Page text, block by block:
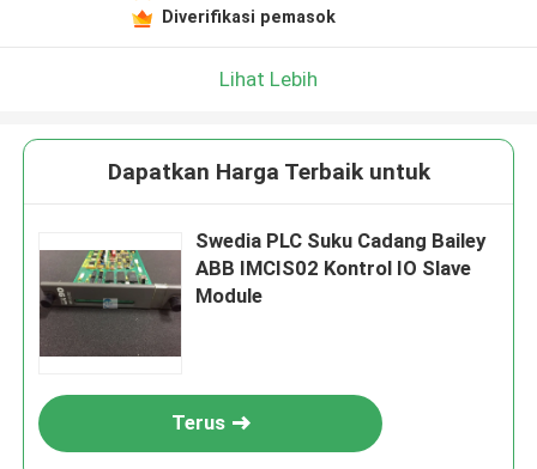
Diverifikasi pemasok
Lihat Lebih
Dapatkan Harga Terbaik untuk
Swedia PLC Suku Cadang Bailey
ABB IMCIS02 Kontrol IO Slave
Module
Terus